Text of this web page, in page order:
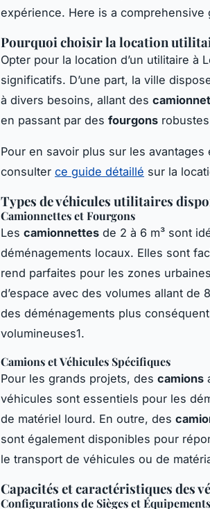
expérience. Here is a
Pourquoi choisir la location
Opter pour la location d’un utilitaire à
significatifs. D’une part, la ville
à divers besoins, allant des
en passant par des fourgons
Pour en savoir plus sur les
consulter ce guide détaillé sur la
Types de véhicules utilitaires
Camionnettes et Fourgons
Les camionnettes de 2 à 6 m³ sont
déménagements locaux. Elles sont
rend parfaites pour les zones
d’espace avec des volumes allant de
des déménagements plus
volumineuses1.
Camions et Véhicules Spécifiques
Pour les grands projets, des camions
véhicules sont essentiels pour les
de matériel lourd. En outre, des
sont également disponibles pour
le transport de véhicules ou de
Capacités et caractéristiques des
Configurations de Sièges et Équipements